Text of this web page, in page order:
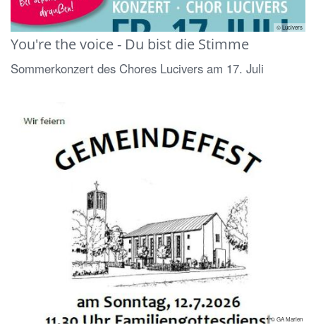
© Lucivers
You're the voice - Du bist die Stimme
Sommerkonzert des Chores Lucivers am 17. Juli
© GA Marien